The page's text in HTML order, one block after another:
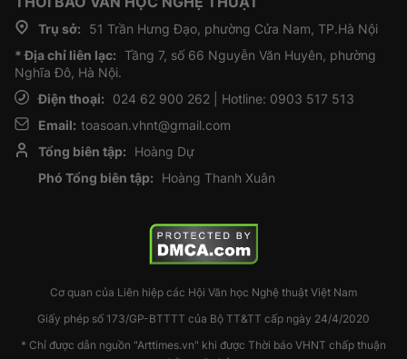
Trụ sở:
51 Trần Hưng Đạo, phường Cửa Nam, TP.Hà Nội
* Địa chỉ liên lạc: Tầng 7, số 66 Nguyễn Văn Huyên, phường
Nghĩa Đô, Hà Nội.
Điện thoại:
024 62 900 262 | Hotline: 0903 517 513
Email: toasoan.vhnt@gmail.com
Tổng biên tập:
Hoàng Dự
Phó Tổng biên tập:
Hoàng Thanh Xuân
Cơ quan của Liên hiệp các Hội Văn học Nghệ thuật Việt Nam
Giấy phép số 173/GP-BTTTT của Bộ TT&TT cấp ngày 24/4/2020
* Chỉ được dẫn nguồn "Arttimes.vn" khi được Thời báo VHNT chấp thuận